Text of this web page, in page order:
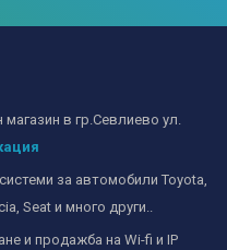
в гр.Севлиево ул.
за автомобили Toyota,
Seat и много други..
и продажба на Wi-fi и IP